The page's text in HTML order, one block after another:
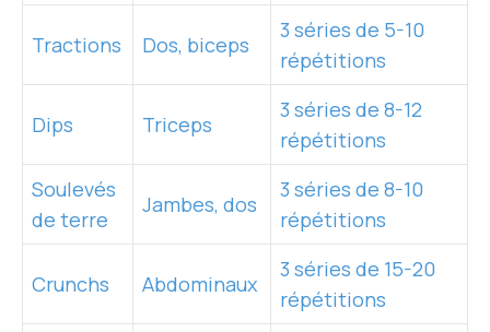
Tractions Dos, biceps
3 séries de 5-10
répétitions
Dips Triceps
3 séries de 8-12
répétitions
Soulevés
de terre
Jambes, dos
3 séries de 8-10
répétitions
Crunchs Abdominaux
3 séries de 15-20
répétitions